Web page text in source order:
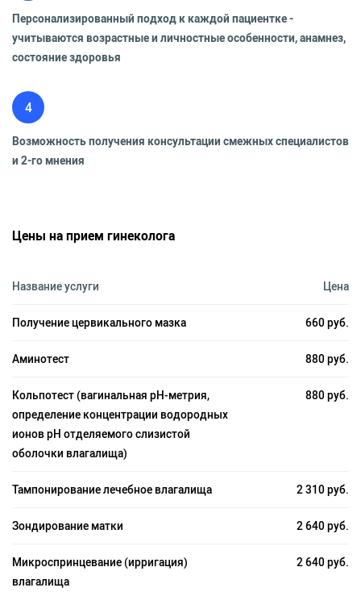
Персонализированный подход к каждой пациентке -
учитываются возрастные и личностные особенности, анамнез,
состояние здоровья
4
Возможность получения консультации смежных специалистов
и 2-го мнения
Цены на прием гинеколога
Название услуги Цена
Получение цервикального мазка 660 руб.
Аминотест 880 руб.
Кольпотест (вагинальная рН-метрия,
определение концентрации водородных
ионов pH отделяемого слизистой
оболочки влагалища)
880 руб.
Тампонирование лечебное влагалища 2 310 руб.
Зондирование матки 2 640 руб.
Микроспринцевание (ирригация)
влагалища
2 640 руб.